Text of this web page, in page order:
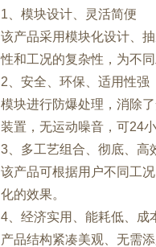
1、模块设计、灵活简便
该产品采用模块化设计、
性和工况的复杂性，为不
2、安全、环保、适用性强
模块进行防爆处理，消除
装置，无运动噪音，可24
3、多工艺组合、彻底、高
该产品可根据用户不同工
化的效果。
4、经济实用、能耗低、成
产品结构紧凑美观、无需